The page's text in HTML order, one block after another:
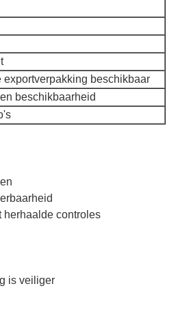
exportverpakking beschikbaar
beschikbaarheid
herhaalde controles
is veiliger